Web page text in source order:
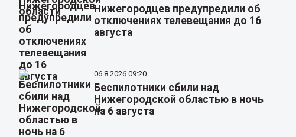
Нижегородцев предупредили об
отключениях телевещания до 16
августа
06.8.2026 09:20
Беспилотники сбили над
Нижегородской областью в ночь
на 6 августа